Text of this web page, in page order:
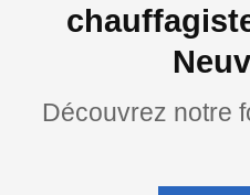
Découvrez notre